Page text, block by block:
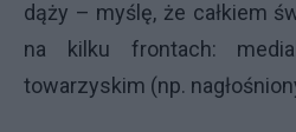
dąży – myślę, że całkiem
na kilku frontach:
towarzyskim (np.